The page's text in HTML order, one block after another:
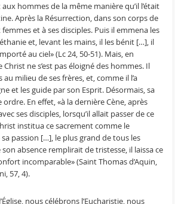
aux hommes de la même manière qu’il l’était
Après la Résurrection, dans son corps de
et à ses disciples. Puis il emmena les
et, levant les mains, il les bénit […], il
au ciel» (Lc 24, 50-51). Mais, en
ne s’est pas éloigné des hommes. Il
milieu de ses frères, et, comme il l’a
et les guide par son Esprit. Désormais, sa
ordre. En effet, «à la dernière Cène, après
ses disciples, lorsqu’il allait passer de ce
institua ce sacrement comme le
passion […], le plus grand de tous les
absence remplirait de tristesse, il laissa ce
incomparable» (Saint Thomas d’Aquin,
57, 4).
nous célébrons l’Eucharistie, nous